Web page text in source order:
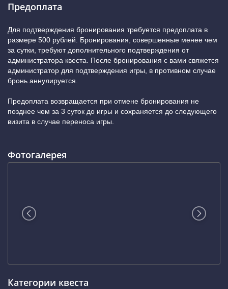
Предоплата
Для подтверждения бронирования требуется предоплата в
размере 500 рублей. Бронирования, совершенные менее чем
за сутки, требуют дополнительного подтверждения от
администратора квеста. После бронирования с вами свяжется
администратор для подтверждения игры, в противном случае
бронь аннулируется.
Предоплата возвращается при отмене бронирования не
позднее чем за 3 суток до игры и сохраняется до следующего
визита в случае переноса игры.
Фотогалерея
Категории квеста